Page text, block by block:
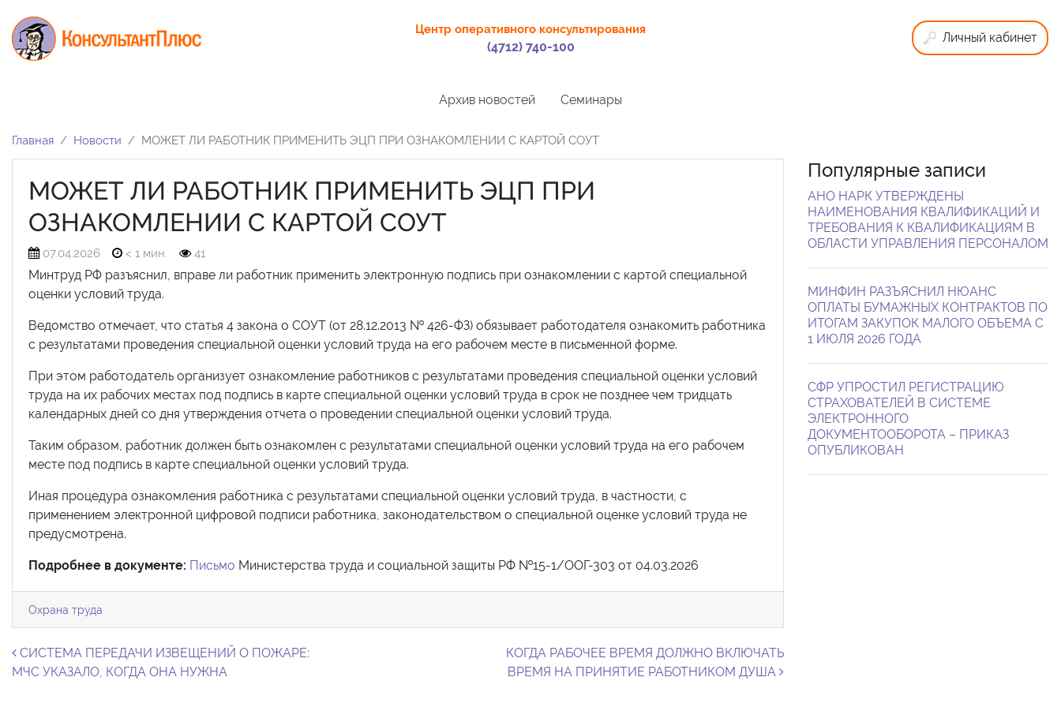
Центр оперативного консультирования
(4712) 740-100
Личный кабинет
Архив новостей Семинары
Главная Новости МОЖЕТ ЛИ РАБОТНИК ПРИМЕНИТЬ ЭЦП ПРИ ОЗНАКОМЛЕНИИ С КАРТОЙ СОУТ
МОЖЕТ ЛИ РАБОТНИК ПРИМЕНИТЬ ЭЦП ПРИ
ОЗНАКОМЛЕНИИ С КАРТОЙ СОУТ
07.04.2026 < 1 мин. 41
Минтруд РФ разъяснил, вправе ли работник применить электронную подпись при ознакомлении с картой специальной
оценки условий труда.
Ведомство отмечает, что статья 4 закона о СОУТ (от 28.12.2013 № 426-ФЗ) обязывает работодателя ознакомить работника
с результатами проведения специальной оценки условий труда на его рабочем месте в письменной форме.
При этом работодатель организует ознакомление работников с результатами проведения специальной оценки условий
труда на их рабочих местах под подпись в карте специальной оценки условий труда в срок не позднее чем тридцать
календарных дней со дня утверждения отчета о проведении специальной оценки условий труда.
Таким образом, работник должен быть ознакомлен с результатами специальной оценки условий труда на его рабочем
месте под подпись в карте специальной оценки условий труда.
Иная процедура ознакомления работника с результатами специальной оценки условий труда, в частности, с
применением электронной цифровой подписи работника, законодательством о специальной оценке условий труда не
предусмотрена.
Подробнее в документе: Письмо Министерства труда и социальной защиты РФ №15-1/ООГ-303 от 04.03.2026
Охрана труда
Навигация по записям
СИСТЕМА ПЕРЕДАЧИ ИЗВЕЩЕНИЙ О ПОЖАРЕ:
МЧС УКАЗАЛО, КОГДА ОНА НУЖНА
КОГДА РАБОЧЕЕ ВРЕМЯ ДОЛЖНО ВКЛЮЧАТЬ
ВРЕМЯ НА ПРИНЯТИЕ РАБОТНИКОМ ДУША
Популярные записи
АНО НАРК УТВЕРЖДЕНЫ
НАИМЕНОВАНИЯ КВАЛИФИКАЦИЙ И
ТРЕБОВАНИЯ К КВАЛИФИКАЦИЯМ В
ОБЛАСТИ УПРАВЛЕНИЯ ПЕРСОНАЛОМ
МИНФИН РАЗЪЯСНИЛ НЮАНС
ОПЛАТЫ БУМАЖНЫХ КОНТРАКТОВ ПО
ИТОГАМ ЗАКУПОК МАЛОГО ОБЪЕМА С
1 ИЮЛЯ 2026 ГОДА
СФР УПРОСТИЛ РЕГИСТРАЦИЮ
СТРАХОВАТЕЛЕЙ В СИСТЕМЕ
ЭЛЕКТРОННОГО
ДОКУМЕНТООБОРОТА – ПРИКАЗ
ОПУБЛИКОВАН